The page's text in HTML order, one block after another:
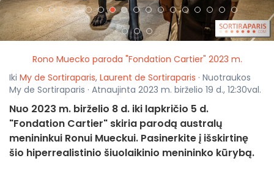
Rono Muecko paroda "Fondation Cartier" 2023 m.
Iki My de Sortiraparis, Laurent de Sortiraparis · Nuotraukos
My de Sortiraparis · Atnaujinta 2023 m. birželio 19 d., 12:30val.
Nuo 2023 m. birželio 8 d. iki lapkričio 5 d.
"Fondation Cartier" skiria parodą australų
menininkui Ronui Mueckui. Pasinerkite į išskirtinę
šio hiperrealistinio šiuolaikinio menininko kūrybą.